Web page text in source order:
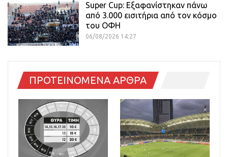
Super Cup: Εξαφανίστηκαν πάνω
από 3.000 εισιτήρια από τον κόσμο
του ΟΦΗ
06/08/2026 14:27
ΠΡΟΤΕΙΝΟΜΕΝΑ ΑΡΘΡΑ